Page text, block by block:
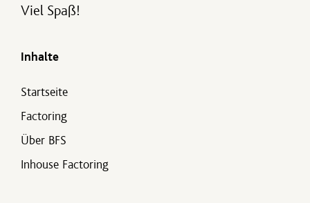
Viel Spaß!
Inhalte
Startseite
Factoring
Über BFS
Inhouse Factoring